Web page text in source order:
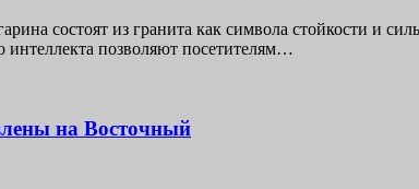
состоят из гранита как символа стойкости и
интеллекта позволяют посетителям…
на Восточный